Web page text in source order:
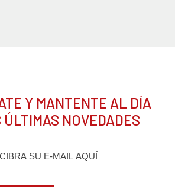
Y MANTENTE AL DÍA
NOVEDADES